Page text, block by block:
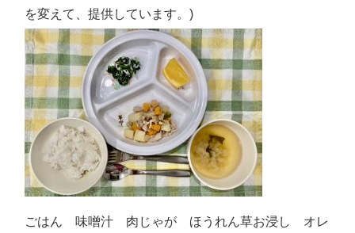
を変えて、提供しています。)
ごはん 味噌汁 肉じゃが ほうれん草お浸し オレ